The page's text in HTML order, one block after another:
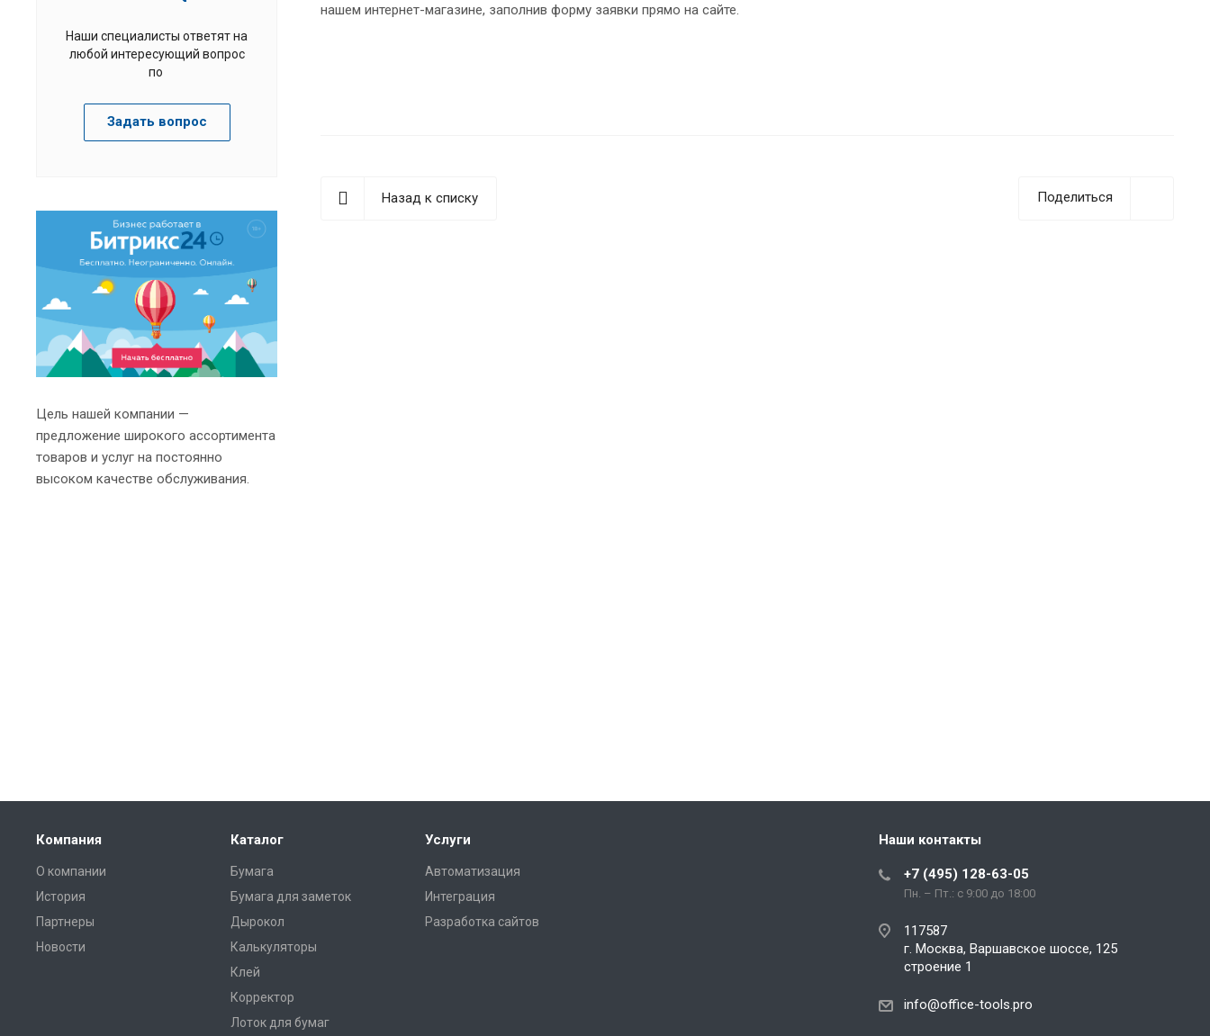
нашем интернет-магазине, заполнив форму заявки прямо на сайте.
Поделиться
Назад к списку
Наши специалисты ответят на
любой интересующий вопрос
по
Задать вопрос
Цель нашей компании —
предложение широкого ассортимента
товаров и услуг на постоянно
высоком качестве обслуживания.
Компания
О компании
История
Партнеры
Новости
Каталог
Бумага
Бумага для заметок
Дырокол
Калькуляторы
Клей
Корректор
Лоток для бумаг
Услуги
Автоматизация
Интеграция
Разработка сайтов
Наши контакты
+7 (495) 128-63-05
Пн. – Пт.: с 9:00 до 18:00
117587
г. Москва, Варшавское шоссе, 125
строение 1
info@office-tools.pro